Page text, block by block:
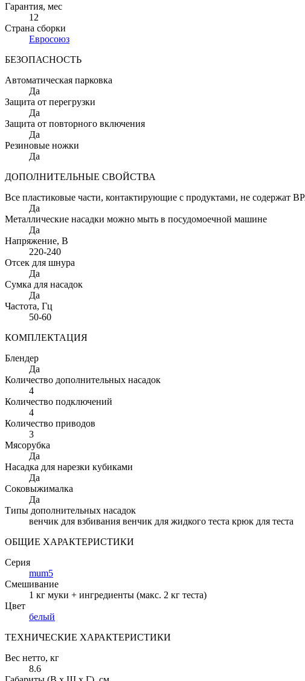
Гарантия, мес
12
Страна сборки
Евросоюз
БЕЗОПАСНОСТЬ
Автоматическая парковка
Да
Защита от перегрузки
Да
Защита от повторного включения
Да
Резиновые ножки
Да
ДОПОЛНИТЕЛЬНЫЕ СВОЙСТВА
Все пластиковые части, контактирующие с продуктами, не содержат
Да
Металлические насадки можно мыть в посудомоечной машине
Да
Напряжение, В
220-240
Отсек для шнура
Да
Сумка для насадок
Да
Частота, Гц
50-60
КОМПЛЕКТАЦИЯ
Блендер
Да
Количество дополнительных насадок
4
Количество подключений
4
Количество приводов
3
Мясорубка
Да
Насадка для нарезки кубиками
Да
Соковыжималка
Да
Типы дополнительных насадок
венчик для взбивания венчик для жидкого теста крюк для теста
ОБЩИЕ ХАРАКТЕРИСТИКИ
Серия
mum5
Смешивание
1 кг муки + ингредиенты (макс. 2 кг теста)
Цвет
белый
ТЕХНИЧЕСКИЕ ХАРАКТЕРИСТИКИ
Вес нетто, кг
8.6